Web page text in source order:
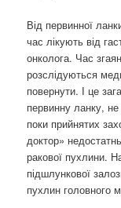
Від первинної
час лікують від
онколога. Час
розслідуються
повернути. І це
первинну ланку, не
поки прийнятих
доктор»
ракової пухлини.
підшлункової
пухлин головного